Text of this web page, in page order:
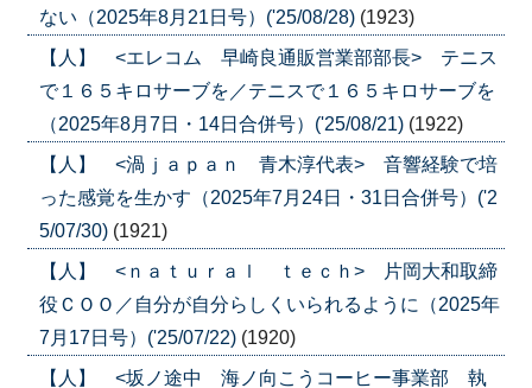
ない（2025年8月21日号）('25/08/28) (1923)
【人】 <エレコム 早崎良通販営業部部長> テニス
で１６５キロサーブを／テニスで１６５キロサーブを
（2025年8月7日・14日合併号）('25/08/21) (1922)
【人】 <渦ｊａｐａｎ 青木淳代表> 音響経験で培
った感覚を生かす（2025年7月24日・31日合併号）('2
5/07/30) (1921)
【人】 <ｎａｔｕｒａｌ ｔｅｃｈ> 片岡大和取締
役ＣＯＯ／自分が自分らしくいられるように（2025年
7月17日号）('25/07/22) (1920)
【人】 <坂ノ途中 海ノ向こうコーヒー事業部 執